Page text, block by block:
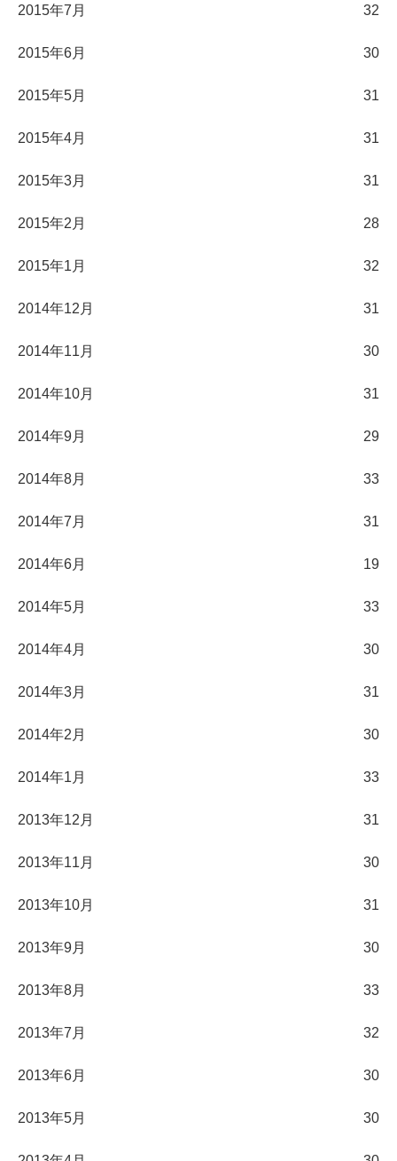
2015年7月 32
2015年6月 30
2015年5月 31
2015年4月 31
2015年3月 31
2015年2月 28
2015年1月 32
2014年12月 31
2014年11月 30
2014年10月 31
2014年9月 29
2014年8月 33
2014年7月 31
2014年6月 19
2014年5月 33
2014年4月 30
2014年3月 31
2014年2月 30
2014年1月 33
2013年12月 31
2013年11月 30
2013年10月 31
2013年9月 30
2013年8月 33
2013年7月 32
2013年6月 30
2013年5月 30